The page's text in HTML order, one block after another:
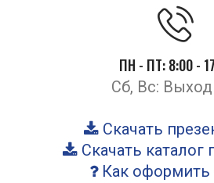
ПН - ПТ: 8:00 -
Сб, Вс:
Скачать
Скачать каталог
Как оформить